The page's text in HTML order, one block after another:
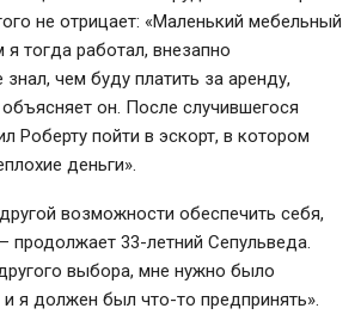
не отрицает: «Маленький мебельный
я тогда работал, внезапно
чем буду платить за аренду,
он. После случившегося
Роберту пойти в эскорт, в котором
деньги».
возможности обеспечить себя,
продолжает 33-летний Сепульведа.
выбора, мне нужно было
и я должен был что-то предпринять».